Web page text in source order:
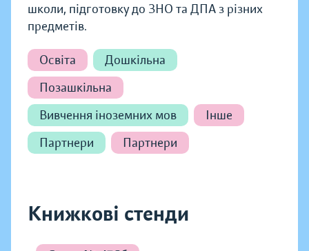
школи, підготовку до ЗНО та ДПА з різних
предметів.
Освіта
Дошкільна
Позашкільна
Вивчення іноземних мов
Інше
Партнери
Партнери
Книжкові стенди